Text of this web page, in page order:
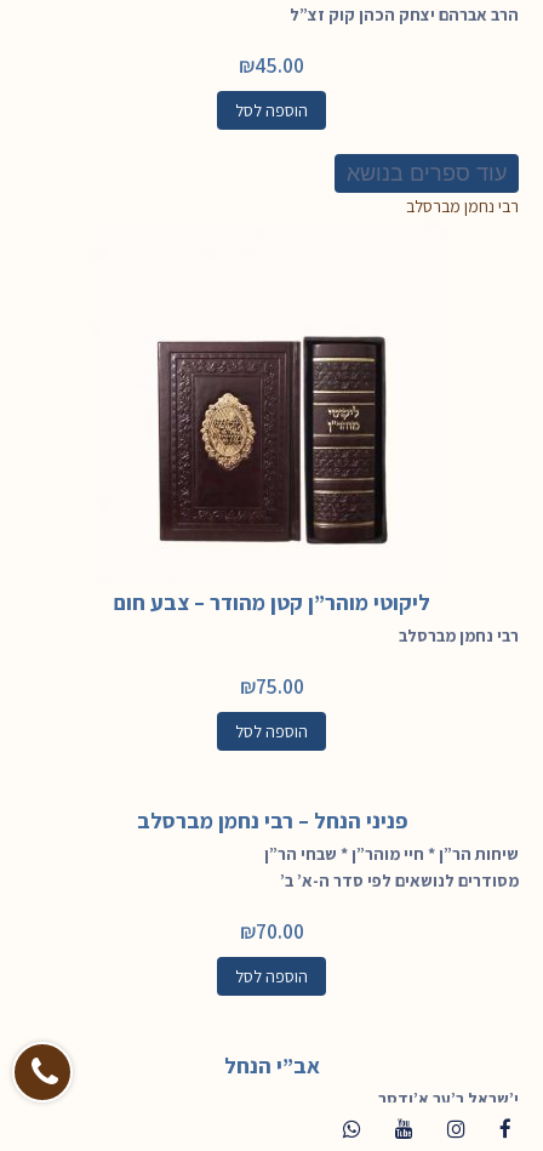
הרב אברהם יצחק הכהן קוק זצ”ל
₪45.00
הוספה לסל
עוד ספרים בנושא
רבי נחמן מברסלב
ליקוטי מוהר”ן קטן מהודר – צבע חום
רבי נחמן מברסלב
₪75.00
הוספה לסל
פניני הנחל – רבי נחמן מברסלב
שיחות הר”ן * חיי מוהר”ן * שבחי הר”ן
מסודרים לנושאים לפי סדר ה-א’ ב’
₪70.00
הוספה לסל
אב”י הנחל
י’שראל ב’ער א’ודסר
מכתבים של